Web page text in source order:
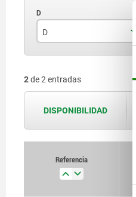
D
5
6
2de 2 entradas
DISPONIBILIDAD
Referencia